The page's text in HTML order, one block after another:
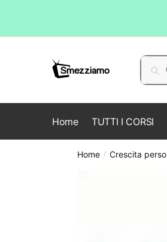
Home TUTTI I CORSI
Home / Crescita